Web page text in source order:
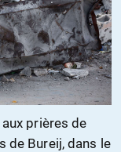
prières de
de Bureij, dans le